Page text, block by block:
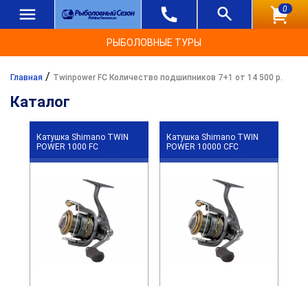
0
РЫБОЛОВНЫЕ ТУРЫ
Главная / Twinpower FC Количество подшипников 7+1 от 14 500 р.
Каталог
Катушка Shimano TWIN
POWER 1000 FC
Катушка Shimano TWIN
POWER 10000 CFC